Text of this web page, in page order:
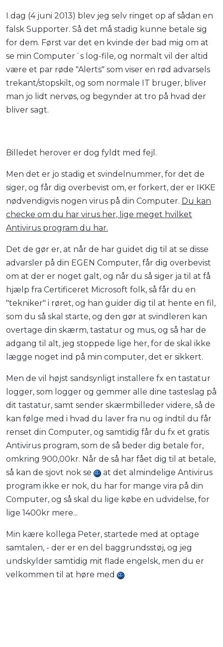
I dag (4 juni 2013) blev jeg selv ringet op af sådan en
falsk Supporter. Så det må stadig kunne betale sig
for dem. Først var det en kvinde der bad mig om at
se min Computer´s log-file, og normalt vil der altid
være et par røde "Alerts" som viser en rød advarsels
trekant/stopskilt, og som normale IT bruger, bliver
man jo lidt nervøs, og begynder at tro på hvad der
bliver sagt.
Billedet herover er dog fyldt med fejl.
Men det er jo stadig et svindelnummer, for det de
siger, og får dig overbevist om, er forkert, der er IKKE
nødvendigvis nogen virus på din Computer. Du kan
checke om du har virus her, lige meget hvilket
Antivirus program du har.
Det de gør er, at når de har guidet dig til at se disse
advarsler på din EGEN Computer, får dig overbevist
om at der er noget galt, og når du så siger ja til at få
hjælp fra Certificeret Microsoft folk, så får du en
"tekniker" i røret, og han guider dig til at hente en fil,
som du så skal starte, og den gør at svindleren kan
overtage din skærm, tastatur og mus, og så har de
adgang til alt, jeg stoppede lige her, for de skal ikke
lægge noget ind på min computer, det er sikkert.
Men de vil højst sandsynligt installere fx en tastatur
logger, som logger og gemmer alle dine tasteslag på
dit tastatur, samt sender skærmbilleder videre, så de
kan følge med i hvad du laver fra nu og indtil du får
renset din Computer, og samtidig får du fx et gratis
Antivirus program, som de så beder dig betale for,
omkring 900,00kr. Når de så har fået dig til at betale,
så kan de sjovt nok se
at det almindelige Antivirus
program ikke er nok, du har for mange vira på din
Computer, og så skal du lige købe en udvidelse, for
lige 1400kr mere...
Min kære kollega Peter, startede med at optage
samtalen, - der er en del baggrundsstøj, og jeg
undskylder samtidig mit flade engelsk, men du er
velkommen til at høre med